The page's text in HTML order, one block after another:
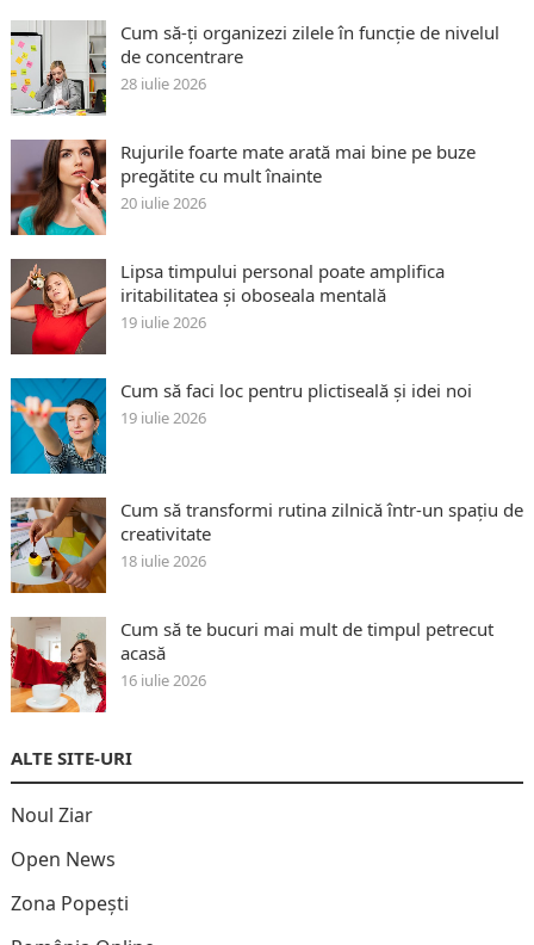
Cum să-ți organizezi zilele în funcție de nivelul
de concentrare
28 iulie 2026
Rujurile foarte mate arată mai bine pe buze
pregătite cu mult înainte
20 iulie 2026
Lipsa timpului personal poate amplifica
iritabilitatea și oboseala mentală
19 iulie 2026
Cum să faci loc pentru plictiseală și idei noi
19 iulie 2026
Cum să transformi rutina zilnică într-un spațiu de
creativitate
18 iulie 2026
Cum să te bucuri mai mult de timpul petrecut
acasă
16 iulie 2026
ALTE SITE-URI
Noul Ziar
Open News
Zona Popești